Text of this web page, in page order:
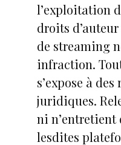
l’exploitation
droits
de streaming
infraction.
s’expose à
juridiques.
ni n’entretient
lesdites